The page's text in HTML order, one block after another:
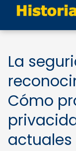
La
Cómo
actuales